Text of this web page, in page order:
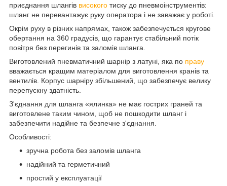
приєднання шлангів високого тиску до пневмоінструментів:
шланг не перевантажує руку оператора і не заважає у роботі.
Окрім руху в різних напрямах, також забезпечується кругове
обертання на 360 градусів, що гарантує стабільний потік
повітря без перегинів та заломів шланга.
Виготовлений пневматичний шарнір з латуні, яка по праву
вважається кращим матеріалом для виготовлення кранів та
вентилів. Корпус шарніру збільшений, що забезпечує велику
перепускну здатність.
З'єднання для шланга «ялинка» не має гострих граней та
виготовлене таким чином, щоб не пошкодити шланг і
забезпечити надійне та безпечне з'єднання.
Особливості:
зручна робота без заломів шланга
надійний та герметичний
простий у експлуатації